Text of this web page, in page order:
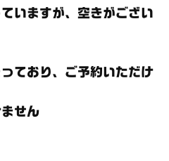
ますが、空きがござい
おり、ご予約いただけ
せん